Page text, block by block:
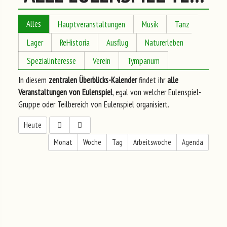
Alles Hauptveranstaltungen Musik
Tanz
Lager
ReHistoria Ausflug
Naturerleben
Spezialinteresse
Verein
Tympanum
In diesem zentralen Überblicks-Kalenderfindet ihralle
Veranstaltungen von Eulenspiel, egal von welcher Eulenspiel-
Gruppe oder Teilbereich von Eulenspiel organisiert.
Heute
Monat
Woche Tag Arbeitswoche Agenda